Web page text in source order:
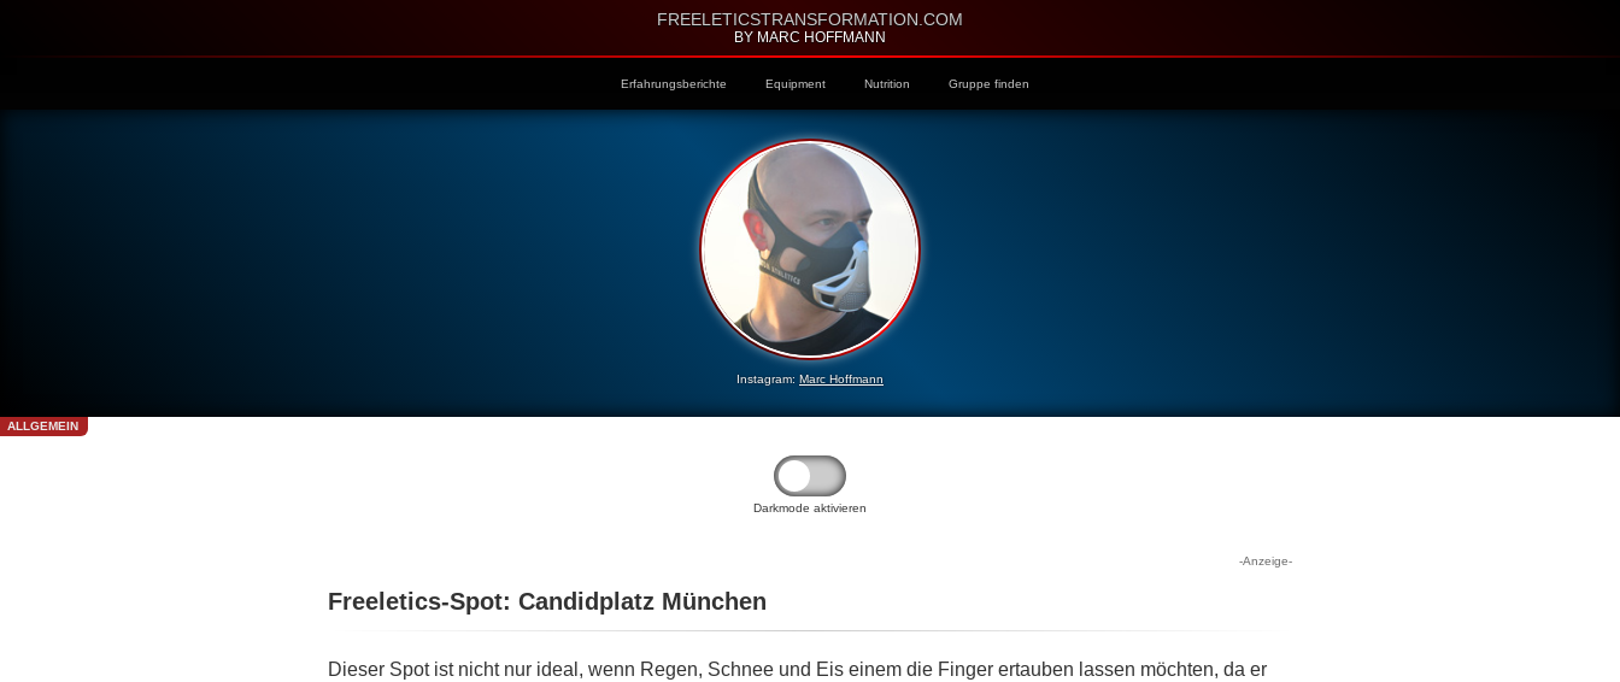
FREELETICSTRANSFORMATION.COM
BY MARC HOFFMANN
Erfahrungsberichte Equipment Nutrition Gruppe finden
Instagram: Marc Hoffmann
ALLGEMEIN
Darkmode aktivieren
-Anzeige-
Freeletics-Spot: Candidplatz München
Dieser Spot ist nicht nur ideal, wenn Regen, Schnee und Eis einem die Finger ertauben lassen möchten, da er